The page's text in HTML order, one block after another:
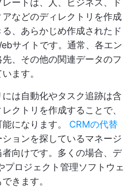
ートは、人、ビジネス、ド
などのディレクトリを作成
、あらかじめ作成されたド
サイトです。通常、各エン
先、その他の関連データのフ
ます。
は自動化やタスク追跡は含
クトリを作成することで、
になります。 CRMの代替
ョンを探しているマネージ
向けです。多くの場合、デ
プロジェクト管理ソフトウェ
きます。